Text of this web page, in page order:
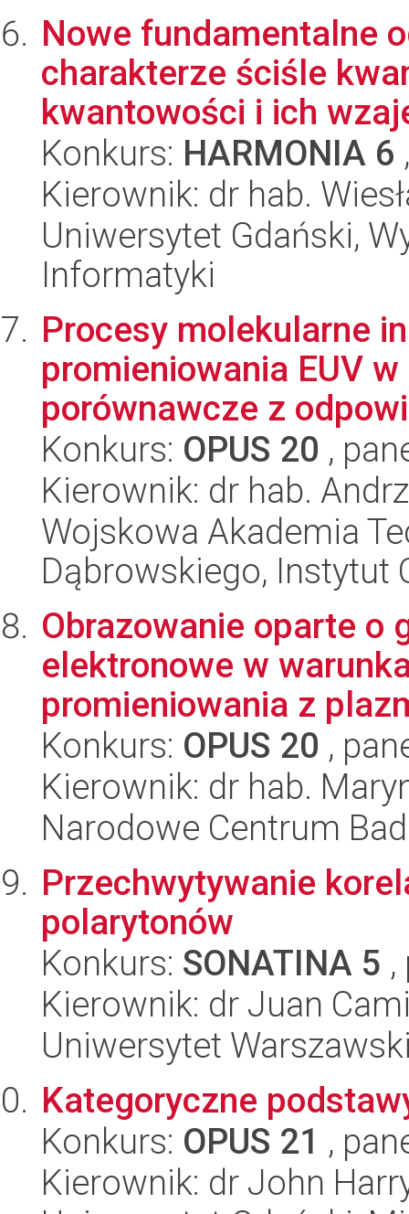
Nowe fundamentalne
charakterze ściśle
kwantowości i ich
Konkurs: HARMONIA 6
Kierownik: dr hab.
Uniwersytet Gdański,
Informatyki
Procesy molekularne
promieniowania EUV
porównawcze z
Konkurs: OPUS 20 ,
Kierownik: dr hab.
Wojskowa Akademia
Dąbrowskiego, Instytut
Obrazowanie oparte o
elektronowe w
promieniowania z
Konkurs: OPUS 20 ,
Kierownik: dr hab.
Narodowe Centrum
Przechwytywanie
polarytonów
Konkurs: SONATINA 5
Kierownik: dr Juan
Uniwersytet
Kategoryczne
Konkurs: OPUS 21 ,
Kierownik: dr John